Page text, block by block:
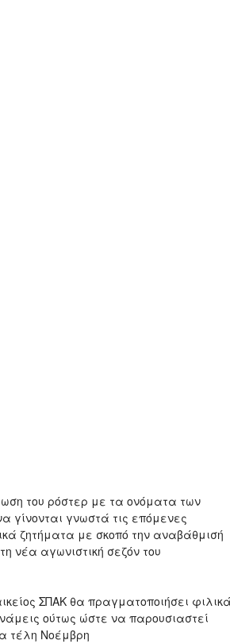
του ρόστερ με τα ονόματα των
γίνονται γνωστά τις επόμενες
ζητήματα με σκοπό την αναβάθμισή
νέα αγωνιστική σεζόν του
ΣΠΑΚ θα πραγματοποιήσει
ούτως ώστε να παρουσιαστεί
τέλη Νοέμβρη